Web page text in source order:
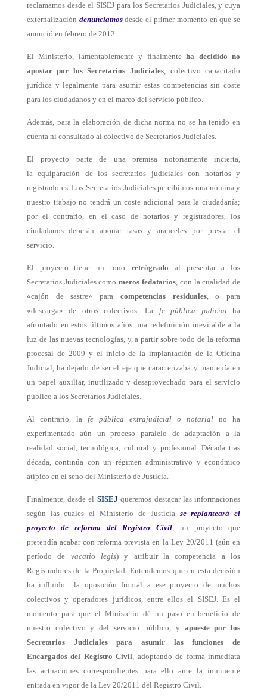
reclamamos desde el SISEJ para los Secretarios Judiciales, y cuya
externalización denunciamosdesde el primer momento en que se
anunció en febrero de 2012.
El Ministerio, lamentablemente y finalmenteha decidido no
apostar por los Secretarios Judiciales, colectivo capacitado
jurídica y legalmente para asumir estas competencias sin coste
para los ciudadanos y en el marco del servicio público.
Además, para la elaboración de dicha norma no se ha tenido en
cuenta ni consultado al colectivo de Secretarios Judiciales.
El proyecto parte de una premisa notoriamente incierta,
la equiparación de los secretarios judiciales con notarios y
registradores. Los Secretarios Judiciales percibimos una nómina y
nuestro trabajo no tendrá un coste adicional para la ciudadanía;
por el contrario, en el caso de notarios y registradores, los
ciudadanos deberán abonar tasas y aranceles por prestar el
servicio.
El proyecto tiene un tono retrógrado al presentar a los
Secretarios Judiciales comomeros fedatarios, con la cualidad de
«cajón de sastre» para competencias residuales, o para
«descarga» de otros colectivos. La fe pública judicialha
afrontado en estos últimos años una redefinición inevitable a la
luz de las nuevas tecnologías, y, a partir sobre todo de la reforma
procesal de 2009 y el inicio de la implantación de la Oficina
Judicial, ha dejado de ser el eje que caracterizaba y mantenía en
un papel auxiliar, inutilizado y desaprovechado para el servicio
público a los Secretarios Judiciales.
Al contrario, la fe pública extrajudicial o notarial no ha
experimentado aún un proceso paralelo de adaptación a la
realidad social, tecnológica, cultural y profesional. Década tras
década, continúa con un régimen administrativo y económico
atípico en el seno del Ministerio de Justicia.
Finalmente, desde el SISEJ queremos destacar las informaciones
según las cuales el Ministerio de Justicia se replanteará el
proyecto de reforma del Registro Civil, un proyecto
que
pretendía acabar con reforma prevista en la Ley 20/2011 (aún en
período de vacatio legis) y atribuir la competencia a los
Registradores de la Propiedad. Entendemos que en esta decisión
ha influido la oposición frontal a ese proyecto de muchos
colectivos y operadores jurídicos, entre ellos el SISEJ. Es el
momento para que el Ministerio dé un paso en beneficio de
nuestro colectivo y del servicio público, y apueste por los
Secretarios Judiciales para asumir las funciones de
Encargados del Registro Civil, adoptando de forma inmediata
las actuaciones correspondientes para ello ante la inminente
entrada en vigor de la Ley 20/2011 del Registro Civil.